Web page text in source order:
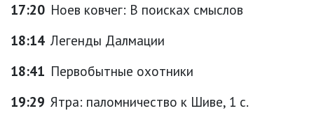
17:20 Ноев ковчег: В поисках смыслов
18:14 Легенды Далмации
18:41 Первобытные охотники
19:29 Ятра: паломничество к Шиве, 1 с.